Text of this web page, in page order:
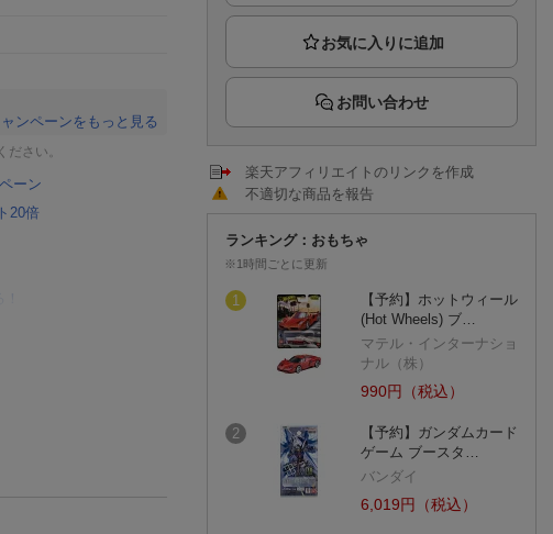
ンペーンをもっと見る
さい。
ーン
20倍
お問い合わせ
楽天アフィリエイトのリンクを作成
不適切な商品を報告
ランキング：おもちゃ
※1時間ごとに更新
1
【予約】ホットウィール
(Hot Wheels) ブ…
マテル・インターナショ
ナル（株）
990円（税込）
2
【予約】ガンダムカード
ゲーム ブースタ…
バンダイ
6,019円（税込）